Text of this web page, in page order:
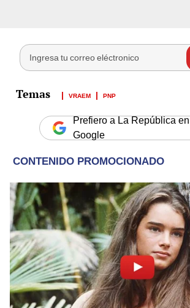
VRAEM PNP
Prefiero a La República en
Google